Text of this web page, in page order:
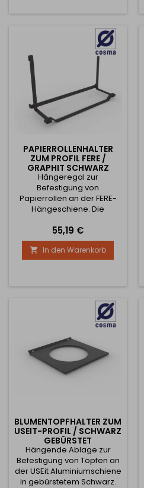
Die moderne
Oberfläche mit einem
außergewöhnlichen Design
macht nicht nur in der
Küche Eindruck. Zum
Lieferumfang gehören...
PAPIERROLLENHALTER
ZUM PROFIL FERE /
GRAPHIT SCHWARZ
Hängeregal zur
Befestigung von
Papierrollen an der FERE-
Hängeschiene. Die
beliebigen Stelle der
Schiene möglich. Die Länge
der Ablage beträgt 377
mm. Die vollständigen
den Abbildungen.
Preis
55,19 €
 In den Warenkorb
BLUMENTOPFHALTER ZUM
USEIT-PROFIL / SCHWARZ
GEBÜRSTET
Hängende Ablage zur
Befestigung von Töpfen an
der USEit Aluminiumschiene
in gebürstetem Schwarz.